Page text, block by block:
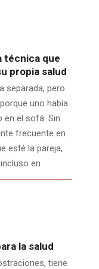
técnica que
propia salud
separada, pero
uno había
en el sofá. Sin
frecuente en
esté la pareja,
en
la salud
tiene